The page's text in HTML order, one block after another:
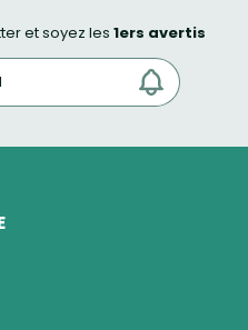
et soyez les 1ers avertis